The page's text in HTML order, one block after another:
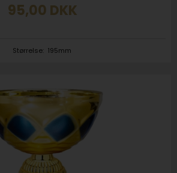
95,00 DKK
Størrelse: 195mm